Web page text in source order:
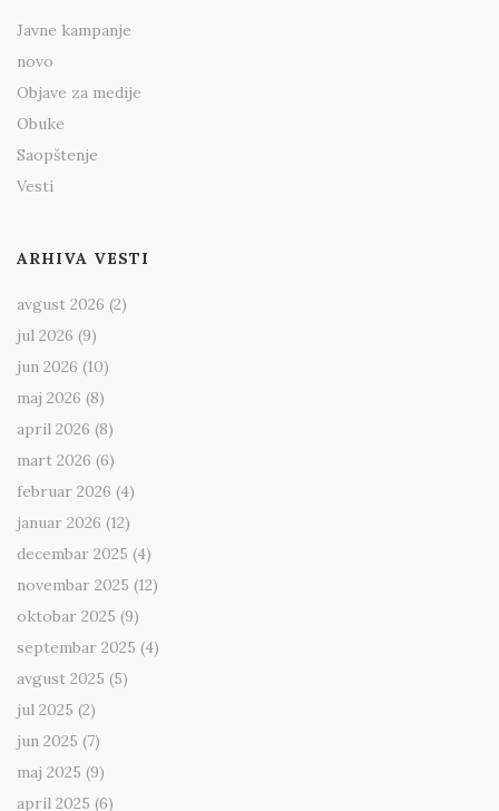
Javne kampanje
novo
Objave za medije
Obuke
Saopštenje
Vesti
ARHIVA VESTI
avgust 2026 (2)
jul 2026 (9)
jun 2026 (10)
maj 2026 (8)
april 2026 (8)
mart 2026 (6)
februar 2026 (4)
januar 2026 (12)
decembar 2025 (4)
novembar 2025 (12)
oktobar 2025 (9)
septembar 2025 (4)
avgust 2025 (5)
jul 2025 (2)
jun 2025 (7)
maj 2025 (9)
april 2025 (6)